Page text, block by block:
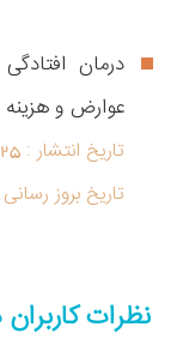
درمان
عوارض و هزینه
تاریخ انتشار :
تاریخ بروز
نظرات